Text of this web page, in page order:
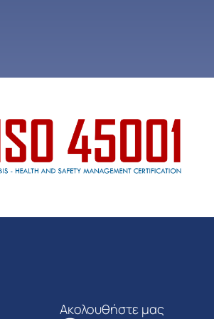
Ακολουθήστε μας